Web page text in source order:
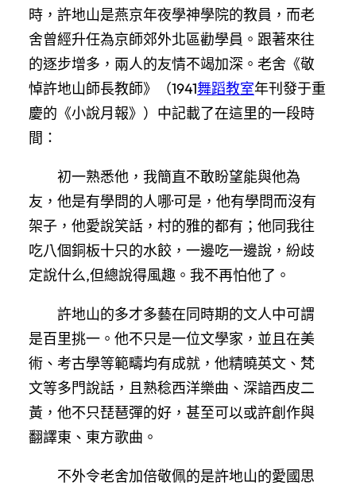
時，許地山是燕京年夜學神學院的教員，而老
舍曾經升任為京師郊外北區勸學員。跟著來往
的逐步增多，兩人的友情不竭加深。老舍《敬
悼許地山師長教師》（1941舞蹈教室年刊發于重
慶的《小說月報》）中記載了在這里的一段時
間：
初一熟悉他，我簡直不敢盼望能與他為
友，他是有學問的人哪·可是，他有學問而沒有
架子，他愛說笑話，村的雅的都有；他同我往
吃八個銅板十只的水餃，一邊吃一邊說，紛歧
定說什么,但總說得風趣。我不再怕他了。
許地山的多才多藝在同時期的文人中可謂
是百里挑一。他不只是一位文學家，並且在美
術、考古學等範疇均有成就，他精曉英文、梵
文等多門說話，且熟稔西洋樂曲、深諳西皮二
黃，他不只琵琶彈的好，甚至可以或許創作與
翻譯東、東方歌曲。
不外令老舍加倍敬佩的是許地山的愛國思